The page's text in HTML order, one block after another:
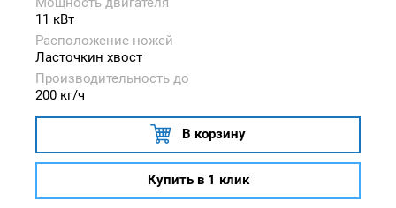
11 кВт
Расположение ножей
Ласточкин хвост
Производительность до
200 кг/ч
В корзину
Купить в 1 клик